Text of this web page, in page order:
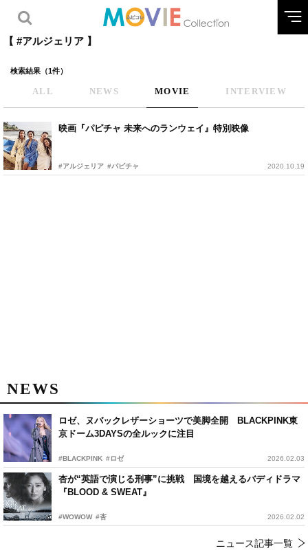
【 #アルジェリア 】
検索結果（1件）
ALL NEWS MOVIE INTERVIEW
映画『パピチャ 未来へのランウェイ』特別映像
#アルジェリア #パピチャ 2020.10.19
NEWS
ロゼ、ヌバックレザーショーツで美脚全開 BLACKPINK東
京ドーム3DAYSの全ルックに注目
#BLACKPINK #ロゼ 2026.02.03
杏が“英語で演じる刑事”に挑戦 国境を越えるバディドラマ
『BLOOD & SWEAT』
#WOWOW #杏 2026.02.02
ニュース記事一覧